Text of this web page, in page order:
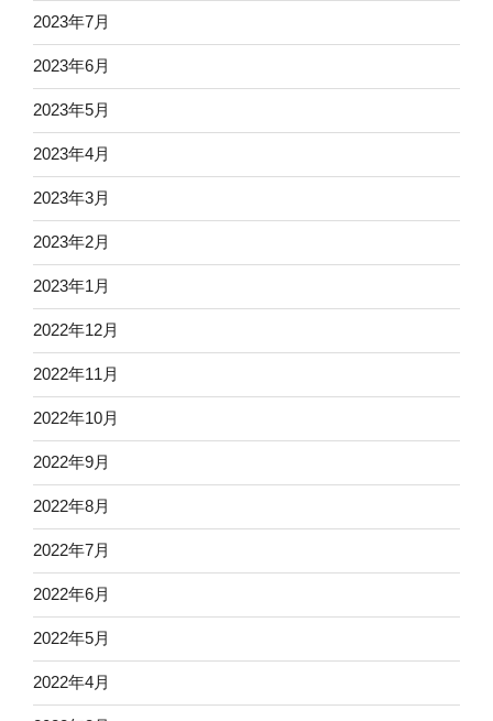
2023年7月
2023年6月
2023年5月
2023年4月
2023年3月
2023年2月
2023年1月
2022年12月
2022年11月
2022年10月
2022年9月
2022年8月
2022年7月
2022年6月
2022年5月
2022年4月